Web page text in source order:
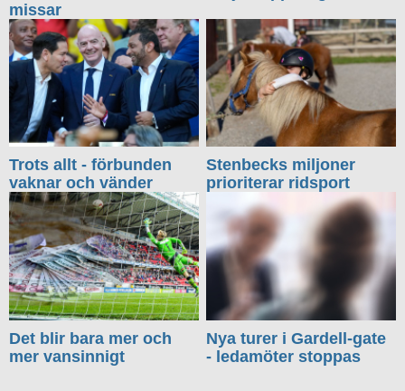
missar
Trots allt - förbunden
vaknar och vänder
Stenbecks miljoner
prioriterar ridsport
Det blir bara mer och
mer vansinnigt
Nya turer i Gardell-gate
- ledamöter stoppas